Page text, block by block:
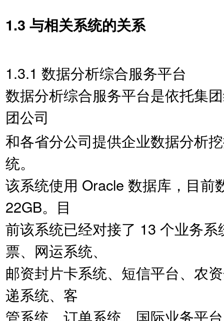
1.3 与相关系统的关系
1.3.1 数据分析综合服务平台
数据分析综合服务平台是依托集
团公司
和各省分公司提供企业数据分析
统。
该系统使用 Oracle 数据库，目
22GB。目
前该系统已经对接了 13 个业务
票、网运系统、
邮资封片卡系统、短信平台、农
递系统、客
管系统、订单系统、国际业务平